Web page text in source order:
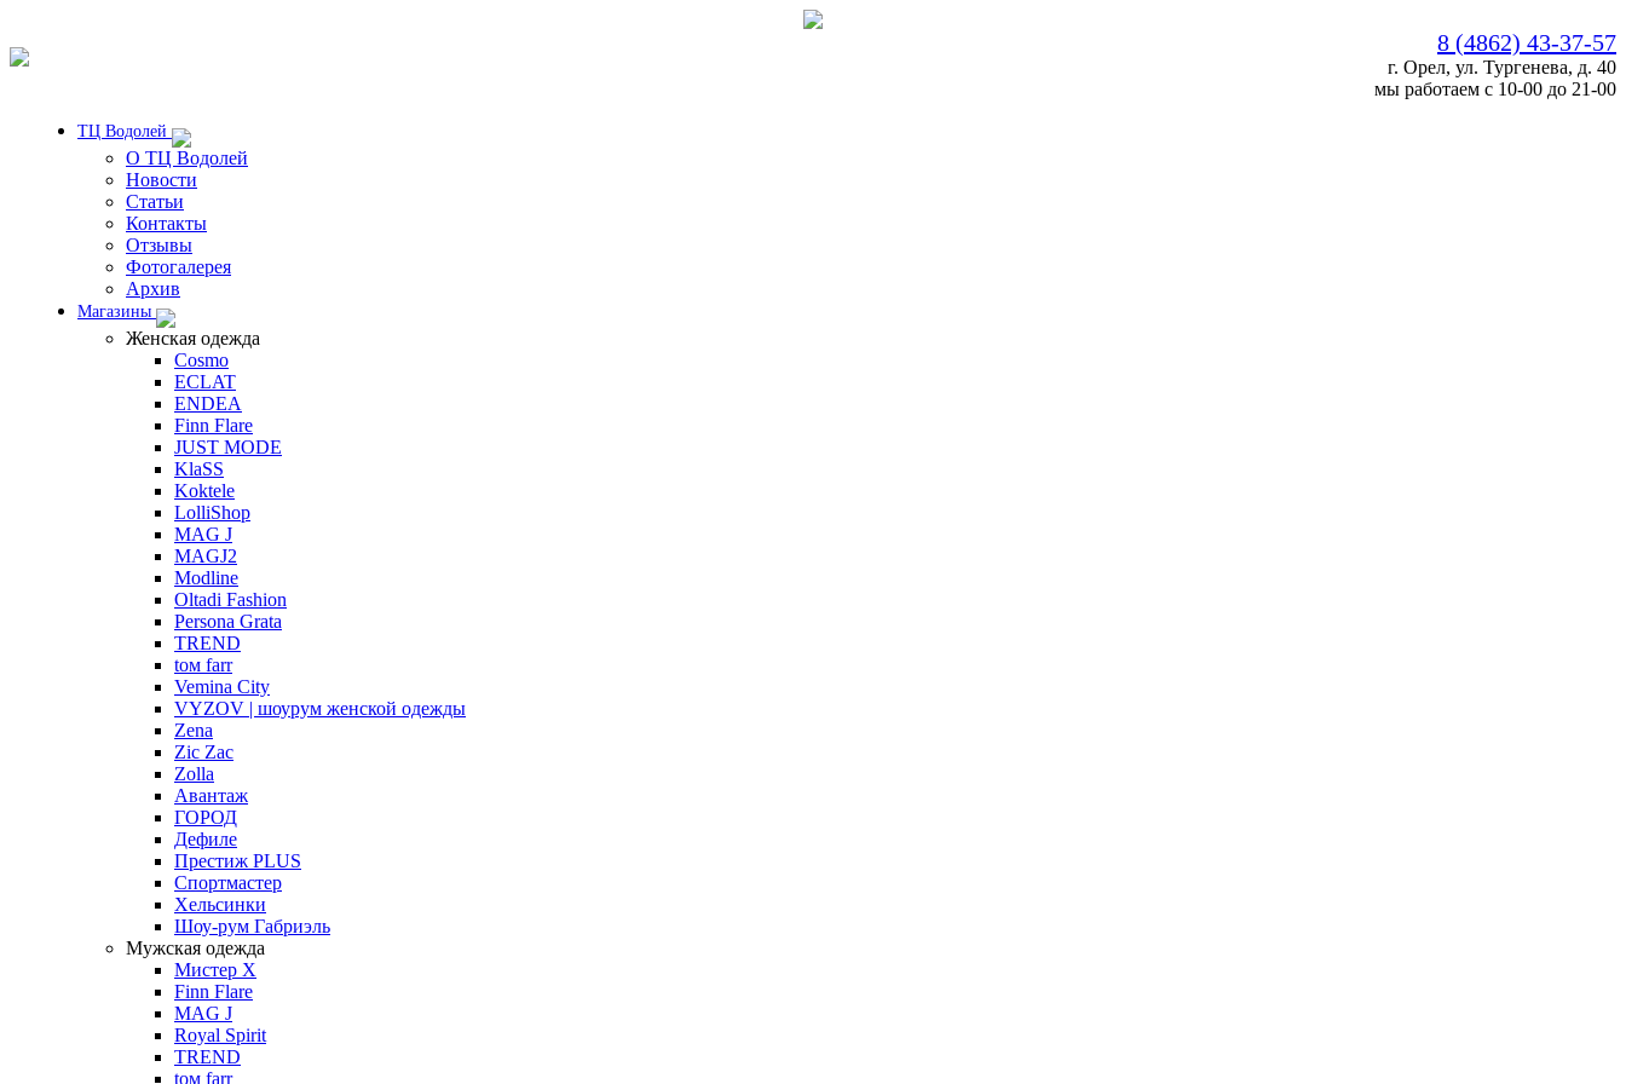
8 (4862) 43-37-57
г. Орел, ул. Тургенева, д. 40
мы работаем с 10-00 до 21-00
ТЦ Водолей
О ТЦ Водолей
Новости
Статьи
Контакты
Отзывы
Фотогалерея
Архив
Магазины
Женская одежда
Cosmo
ECLAT
ENDEA
Finn Flare
JUST MODE
KlaSS
Koktele
LolliShop
MAG J
MAGJ2
Modline
Oltadi Fashion
Persona Grata
TREND
tом farr
Vemina City
VYZOV | шоурум женской одежды
Zena
Zic Zac
Zolla
Авантаж
ГОРОД
Дефиле
Престиж PLUS
Спортмастер
Хельсинки
Шоу-рум Габриэль
Мужская одежда
Мистер X
Finn Flare
MAG J
Royal Spirit
TREND
tом farr